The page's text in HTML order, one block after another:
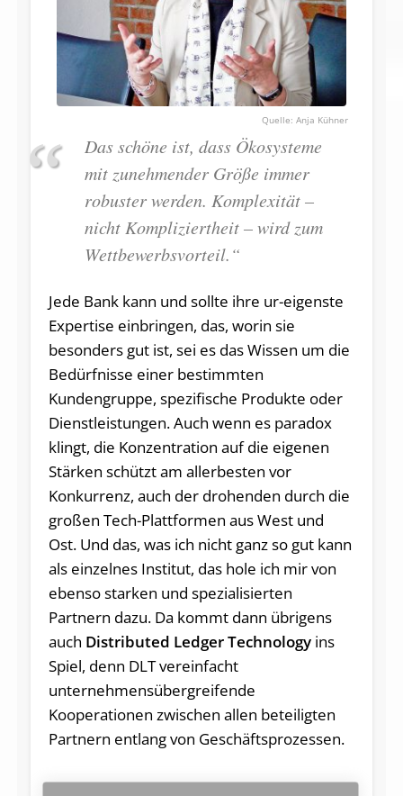
Anja Kühner
Das schöne ist, dass Ökosysteme
mit zunehmender Größe immer
robuster werden. Komplexität –
nicht Kompliziertheit – wird zum
Wettbewerbsvorteil.“
Jede Bank kann und sollte ihre ur-eigenste
Expertise einbringen, das, worin sie
besonders gut ist, sei es das Wissen um die
Bedürfnisse einer bestimmten
Kundengruppe, spezifische Produkte oder
Dienstleistungen. Auch wenn es paradox
klingt, die Konzentration auf die eigenen
Stärken schützt am allerbesten vor
Konkurrenz, auch der drohenden durch die
großen Tech-Plattformen aus West und
Ost. Und das, was ich nicht ganz so gut kann
als einzelnes Institut, das hole ich mir von
ebenso starken und spezialisierten
Partnern dazu. Da kommt dann übrigens
auch Distributed Ledger Technologyins
Spiel, denn DLT vereinfacht
unternehmensübergreifende
Kooperationen zwischen allen beteiligten
Partnern entlang von Geschäftsprozessen.